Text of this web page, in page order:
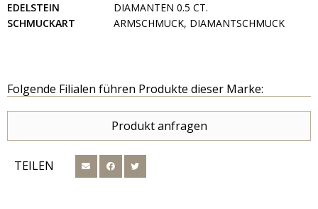
EDELSTEIN
DIAMANTEN 0.5 CT.
SCHMUCKART
ARMSCHMUCK, DIAMANTSCHMUCK
Folgende Filialen führen Produkte dieser Marke:
Produkt anfragen
TEILEN